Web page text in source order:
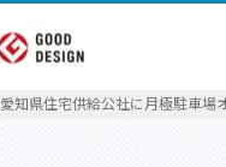
愛知県住宅供給公社に月極駐車場